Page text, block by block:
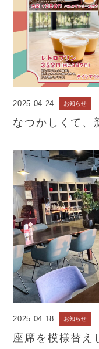
2025.04.24 お知らせ
なつかしくて、
2025.04.18 お知らせ
座席を模様替え